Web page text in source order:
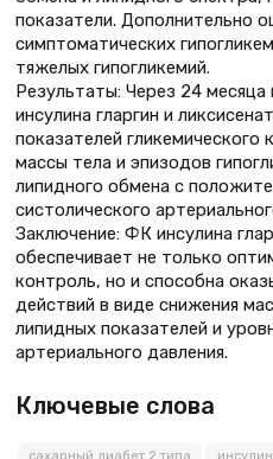
показатели. Дополнительно
симптоматических
тяжелых гипогликемий.
Результаты: Через 24
инсулина гларгин и
показателей гликемического
массы тела и эпизодов
липидного обмена с
систолического
Заключение: ФК инсулина
обеспечивает не только
контроль, но и способна
действий в виде снижения
липидных показателей и
артериального давления.
Ключевые слова